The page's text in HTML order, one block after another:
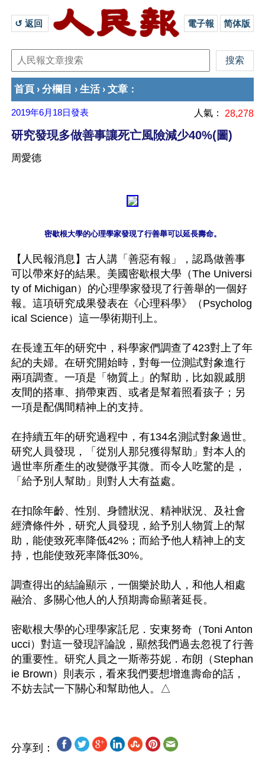
↺ 返回 電子報 简体版
首頁 › 分欄目 › 生活 › 文章 ：
2019年6月18日發表 人氣： 28,278
研究發現多做善事讓死亡風險減少40%(圖)
周愛德
【人民報消息】古人講「善惡有報」，認爲做善事
可以帶來好的結果。美國密歇根大學（The Universi
ty of Michigan）的心理學家發現了行善舉的一個好
報。這項研究成果發表在《心理科學》（Psycholog
ical Science）這一學術期刊上。
在長達五年的研究中，科學家們調查了423對上了年
紀的夫婦。在研究開始時，對每一位測試對象進行
兩項調查。一項是「物質上」的幫助，比如親戚朋
友間的搭車、捎帶東西、或者是幫着照看孩子；另
一項是配偶間精神上的支持。
在持續五年的研究過程中，有134名測試對象過世。
研究人員發現，「從別人那兒獲得幫助」對本人的
過世率所產生的改變微乎其微。而令人吃驚的是，
「給予別人幫助」則對人大有益處。
在扣除年齡、性別、身體狀況、精神狀況、及社會
經濟條件外，研究人員發現，給予別人物質上的幫
助，能使致死率降低42%；而給予他人精神上的支
持，也能使致死率降低30%。
調查得出的結論顯示，一個樂於助人，和他人相處
融洽、多關心他人的人預期壽命顯著延長。
密歇根大學的心理學家託尼．安東努奇（Toni Anton
ucci）對這一發現評論說，顯然我們過去忽視了行善
的重要性。研究人員之一斯蒂芬妮．布朗（Stephan
ie Brown）則表示，看來我們要想增進壽命的話，
分享到：